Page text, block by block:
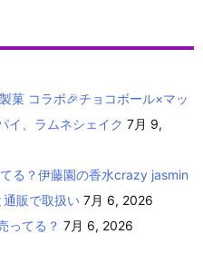
菓 コラボ🎉チョコボール×マッ
イ、ラムネシェイク 7月 9,
る？伊藤園の香水crazy jasmin
販で取扱い 7月 6, 2026
ってる？ 7月 6, 2026